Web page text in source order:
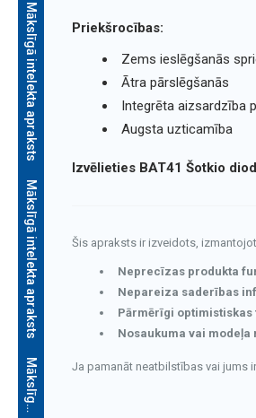
Mākslīgā intelekta apraksts
Mākslīgā intelekta apraksts
s
Priekšrocības:
Zems ieslēgšanās
Ātra pārslēgšanās
Integrēta aizsardzība
Augsta uzticamība
Izvēlieties BAT41 Šotkio
Šis apraksts ir izveidots,
Neprecīzas produkta
Nepareiza saderības
Pārmērīgi
Nosaukuma vai modeļa
Ja pamanāt neatbilstības vai jums